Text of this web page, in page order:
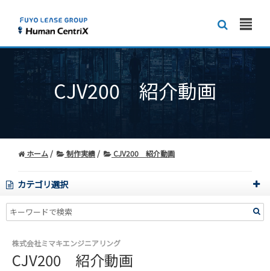
CJV200 紹介動画
ホーム 制作実績 CJV200 紹介動画
カテゴリ選択
株式会社ミマキエンジニアリング
CJV200 紹介動画